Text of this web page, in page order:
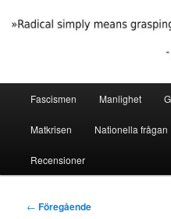
Fascismen Manlighet
Matkrisen Nationella frågan
Recensioner
Inläggsnavigering
← Föregående